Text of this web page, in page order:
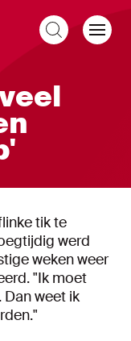
tik te
werd
weken weer
"Ik moet
weet ik